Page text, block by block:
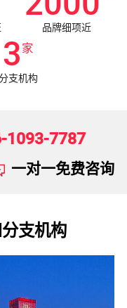
品牌细项近
3 家
支机构
1093-7787
一对一免费咨询
支机构